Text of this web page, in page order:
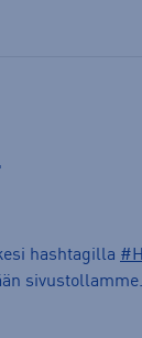
hashtagilla
sivustollamme.